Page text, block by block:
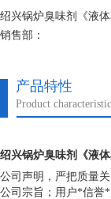
绍兴锅炉臭味剂《液
销售部：
产品特性
Product
绍兴锅炉臭味剂《液
公司声明， 严把质量关
公司宗旨；用户*信誉